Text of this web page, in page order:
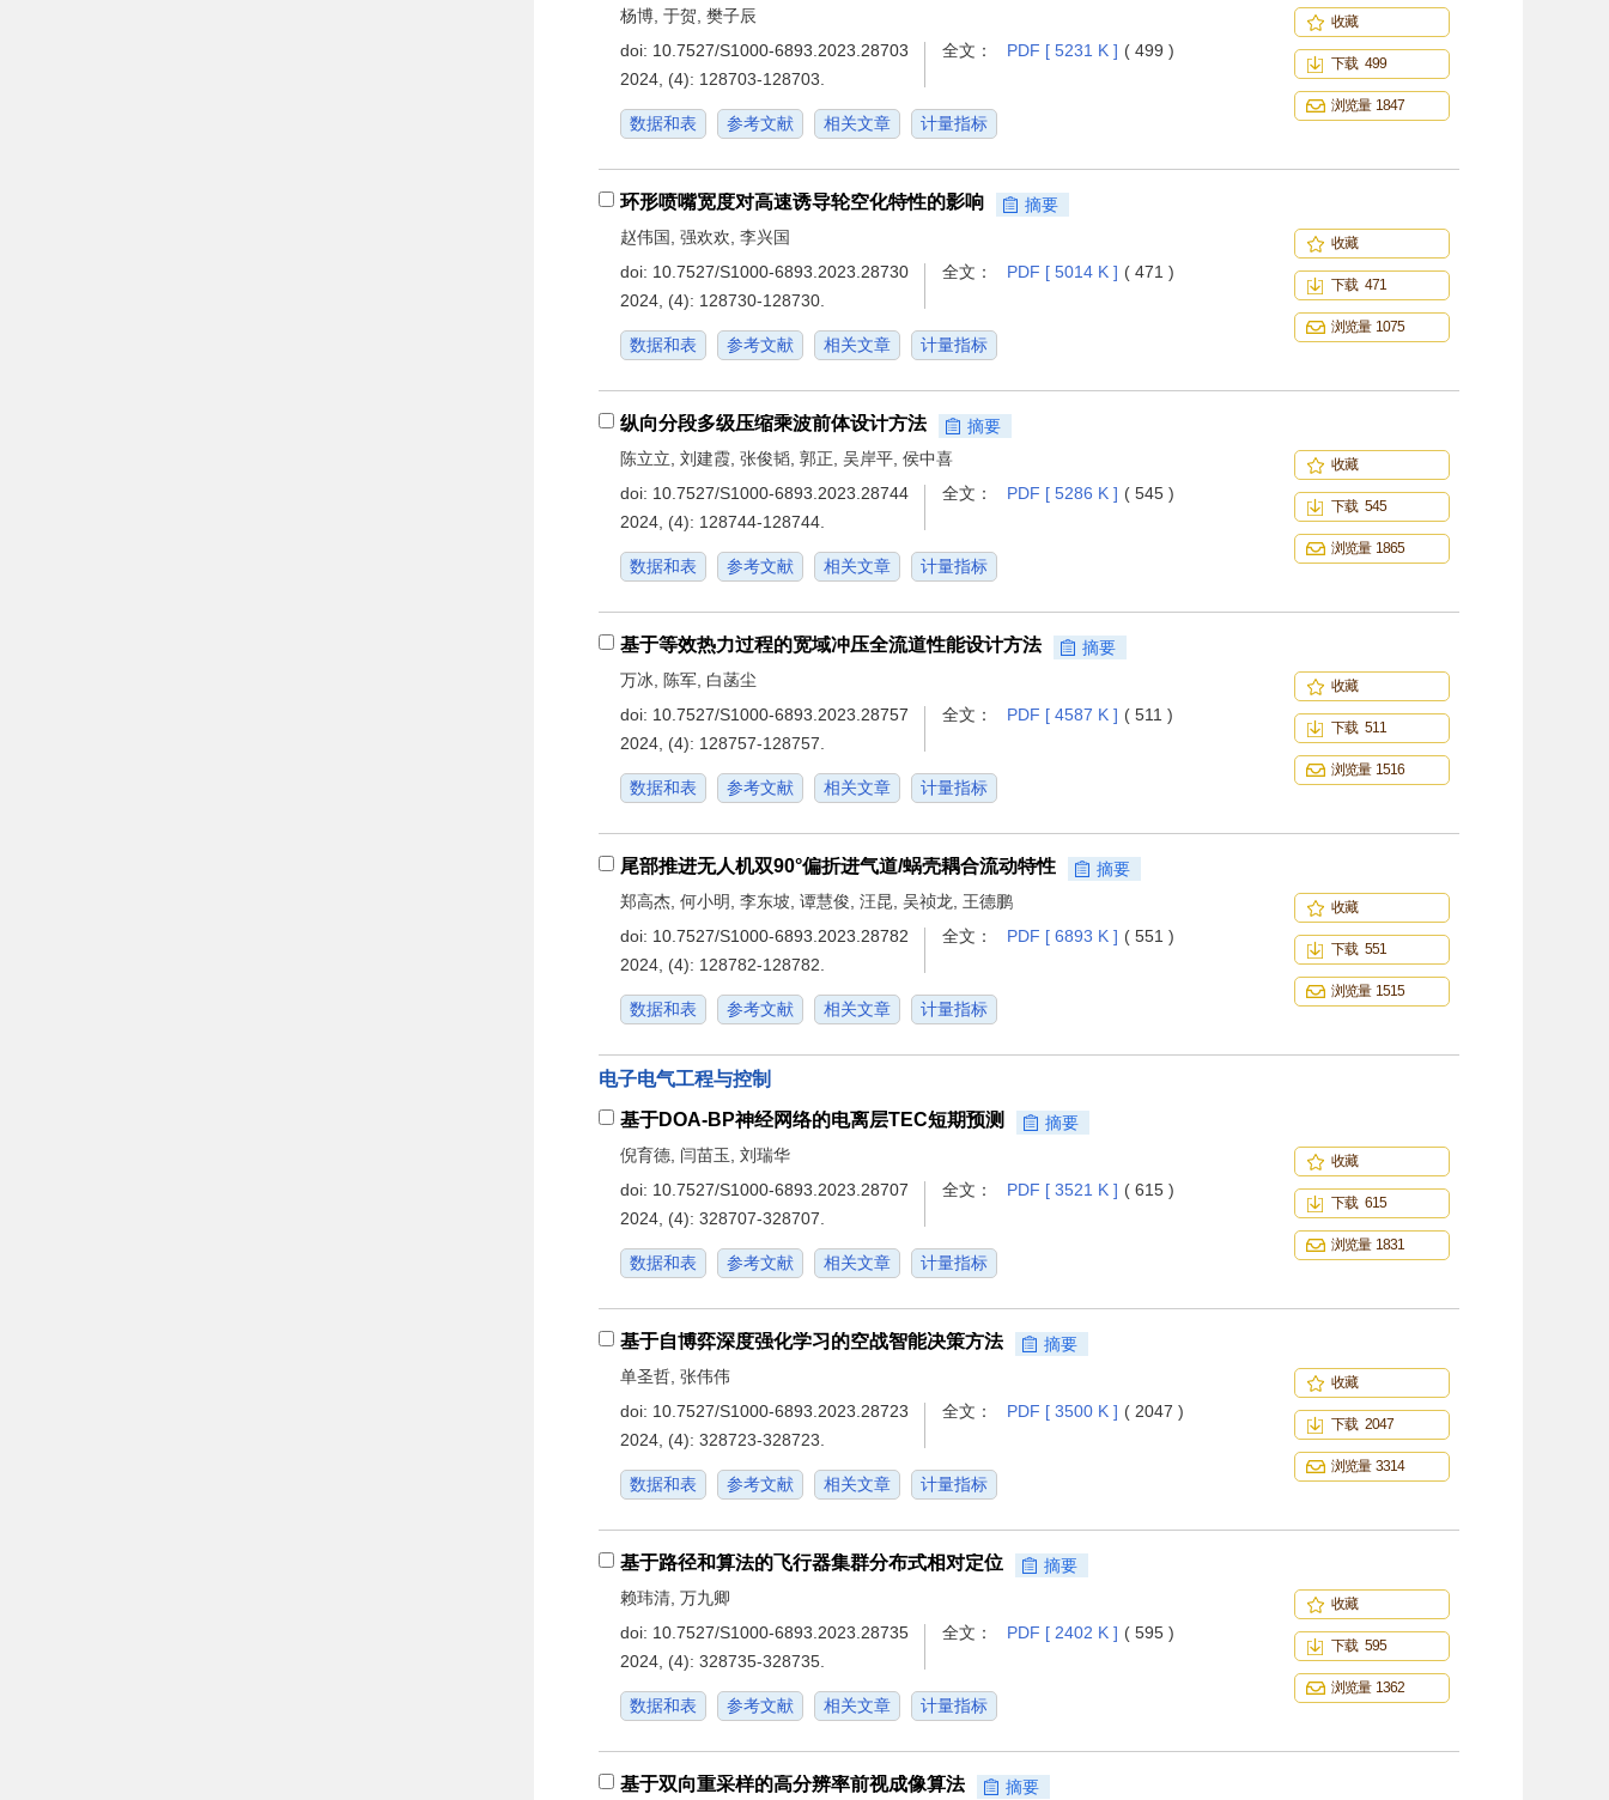
杨博, 于贺, 樊子辰
doi: 10.7527/S1000-6893.2023.28703
2024, (4): 128703-128703.
全文： PDF [ 5231 K ] ( 499 )
数据和表 参考文献 相关文章 计量指标
收藏
下载 499
浏览量 1847
环形喷嘴宽度对高速诱导轮空化特性的影响
摘要
赵伟国, 强欢欢, 李兴国
doi: 10.7527/S1000-6893.2023.28730
2024, (4): 128730-128730.
全文： PDF [ 5014 K ] ( 471 )
数据和表 参考文献 相关文章 计量指标
收藏
下载 471
浏览量 1075
纵向分段多级压缩乘波前体设计方法
摘要
陈立立, 刘建霞, 张俊韬, 郭正, 吴岸平, 侯中喜
doi: 10.7527/S1000-6893.2023.28744
2024, (4): 128744-128744.
全文： PDF [ 5286 K ] ( 545 )
数据和表 参考文献 相关文章 计量指标
收藏
下载 545
浏览量 1865
基于等效热力过程的宽域冲压全流道性能设计方法
摘要
万冰, 陈军, 白菡尘
doi: 10.7527/S1000-6893.2023.28757
2024, (4): 128757-128757.
全文： PDF [ 4587 K ] ( 511 )
数据和表 参考文献 相关文章 计量指标
收藏
下载 511
浏览量 1516
尾部推进无人机双90°偏折进气道/蜗壳耦合流动特性
摘要
郑高杰, 何小明, 李东坡, 谭慧俊, 汪昆, 吴祯龙, 王德鹏
doi: 10.7527/S1000-6893.2023.28782
2024, (4): 128782-128782.
全文： PDF [ 6893 K ] ( 551 )
数据和表 参考文献 相关文章 计量指标
收藏
下载 551
浏览量 1515
电子电气工程与控制
基于DOA-BP神经网络的电离层TEC短期预测
摘要
倪育德, 闫苗玉, 刘瑞华
doi: 10.7527/S1000-6893.2023.28707
2024, (4): 328707-328707.
全文： PDF [ 3521 K ] ( 615 )
数据和表 参考文献 相关文章 计量指标
收藏
下载 615
浏览量 1831
基于自博弈深度强化学习的空战智能决策方法
摘要
单圣哲, 张伟伟
doi: 10.7527/S1000-6893.2023.28723
2024, (4): 328723-328723.
全文： PDF [ 3500 K ] ( 2047 )
数据和表 参考文献 相关文章 计量指标
收藏
下载 2047
浏览量 3314
基于路径和算法的飞行器集群分布式相对定位
摘要
赖玮清, 万九卿
doi: 10.7527/S1000-6893.2023.28735
2024, (4): 328735-328735.
全文： PDF [ 2402 K ] ( 595 )
数据和表 参考文献 相关文章 计量指标
收藏
下载 595
浏览量 1362
基于双向重采样的高分辨率前视成像算法 摘要